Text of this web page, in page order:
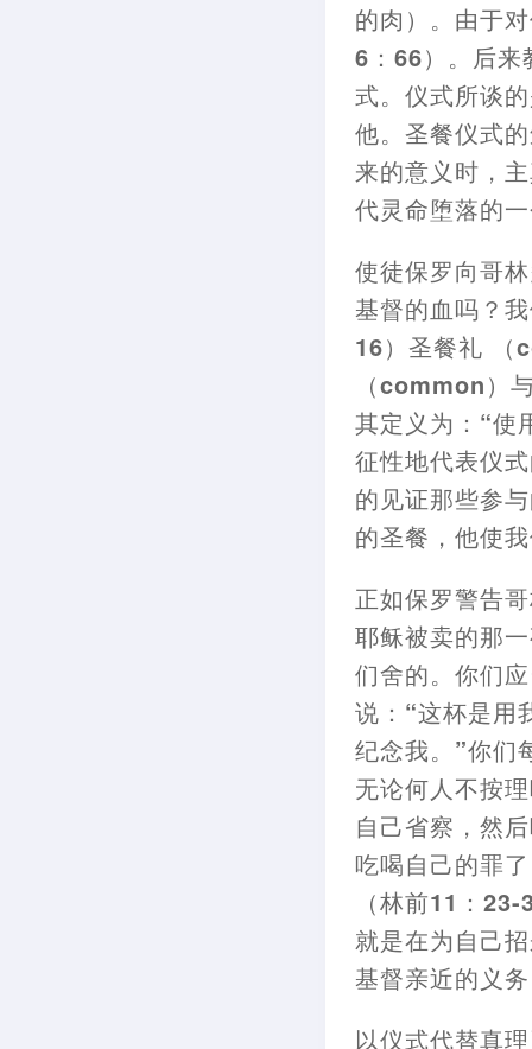
的肉 ） 。由于
6 ：66） 。后
式。仪式所谈
他。圣餐仪式
来的意义时 ，
代灵命堕落的
使徒保罗向哥
基督的血吗 ？
16）圣餐礼 （
（common）
其定义为 ： “使
征性地代表仪
的见证那些参
的圣餐 ，他使
正如保罗警告
耶稣被卖的那
们舍的。你们
说 ： “这杯是用
纪念我。”你们
无论何人不按
自己省察 ，然
吃喝自己的罪
（林前11 ：23-
就是在为自己
基督亲近的义务
以仪式代替真